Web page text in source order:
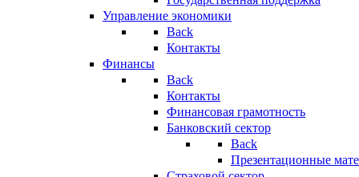
Управление экономики
Back
Контакты
Финансы
Back
Контакты
Финансовая грамотность
Банковский сектор
Back
Презентационные